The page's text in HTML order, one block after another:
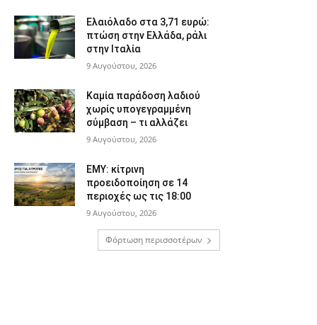
Ελαιόλαδο στα 3,71 ευρώ:
πτώση στην Ελλάδα, ράλι
στην Ιταλία
9 Αυγούστου, 2026
Καμία παράδοση λαδιού
χωρίς υπογεγραμμένη
σύμβαση – τι αλλάζει
9 Αυγούστου, 2026
ΕΜΥ: κίτρινη
προειδοποίηση σε 14
περιοχές ως τις 18:00
9 Αυγούστου, 2026
Φόρτωση περισσοτέρων